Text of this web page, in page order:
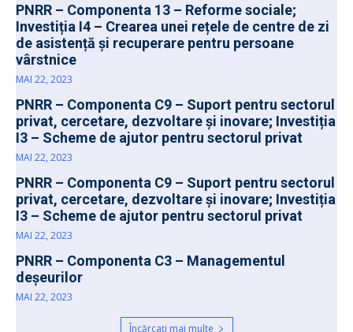
PNRR – Componenta 13 – Reforme sociale;
Investiția I4 – Crearea unei rețele de centre de zi
de asistență și recuperare pentru persoane
vârstnice
MAI 22, 2023
PNRR – Componenta C9 – Suport pentru sectorul
privat, cercetare, dezvoltare și inovare; Investiția
I3 – Scheme de ajutor pentru sectorul privat
MAI 22, 2023
PNRR – Componenta C9 – Suport pentru sectorul
privat, cercetare, dezvoltare și inovare; Investiția
I3 – Scheme de ajutor pentru sectorul privat
MAI 22, 2023
PNRR – Componenta C3 – Managementul
deșeurilor
MAI 22, 2023
Încărcați mai multe